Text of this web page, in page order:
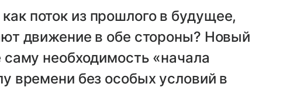
поток из прошлого в будущее,
движение в обе стороны? Новый
необходимость «начала
времени без особых условий в